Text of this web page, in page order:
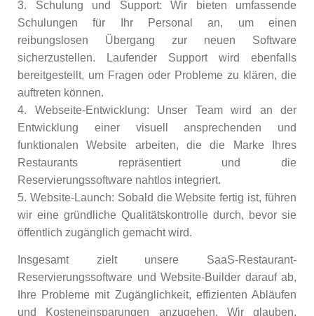
3. Schulung und Support: Wir bieten umfassende
Schulungen für Ihr Personal an, um einen
reibungslosen Übergang zur neuen Software
sicherzustellen. Laufender Support wird ebenfalls
bereitgestellt, um Fragen oder Probleme zu klären, die
auftreten können.
4. Webseite-Entwicklung: Unser Team wird an der
Entwicklung einer visuell ansprechenden und
funktionalen Website arbeiten, die die Marke Ihres
Restaurants repräsentiert und die
Reservierungssoftware nahtlos integriert.
5. Website-Launch: Sobald die Website fertig ist, führen
wir eine gründliche Qualitätskontrolle durch, bevor sie
öffentlich zugänglich gemacht wird.
Insgesamt zielt unsere SaaS-Restaurant-
Reservierungssoftware und Website-Builder darauf ab,
Ihre Probleme mit Zugänglichkeit, effizienten Abläufen
und Kosteneinsparungen anzugehen. Wir glauben,